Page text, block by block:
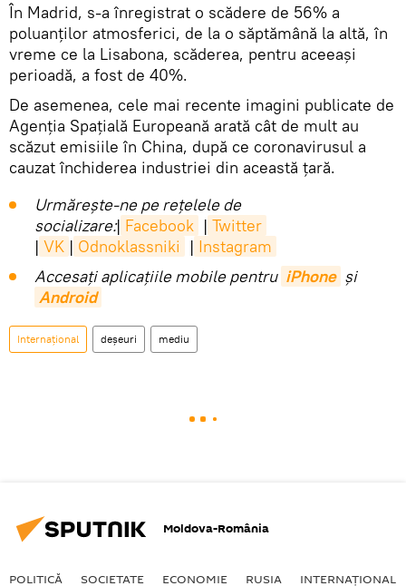
În Madrid, s-a înregistrat o scădere de 56% a
poluanţilor atmosferici, de la o săptămână la altă, în
vreme ce la Lisabona, scăderea, pentru aceeaşi
perioadă, a fost de 40%.
De asemenea, cele mai recente imagini publicate de
Agenţia Spaţială Europeană arată cât de mult au
scăzut emisiile în China, după ce coronavirusul a
cauzat închiderea industriei din această ţară.
Urmărește-ne pe rețelele de
socializare:| Facebook | Twitter
| VK | Odnoklassniki | Instagram
Accesaţi aplicaţiile mobile pentru iPhone și
Android
Internaţional deșeuri mediu
Moldova-România
POLITICĂ SOCIETATE ECONOMIE RUSIA INTERNAŢIONAL